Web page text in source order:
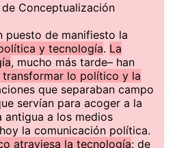
Conceptualización
puesto de manifiesto la
y tecnología. La
, mucho más tarde– han
lo político y la
que separaban campo
servían para acoger a la
antigua a los medios
la comunicación política.
atraviesa la tecnología: de